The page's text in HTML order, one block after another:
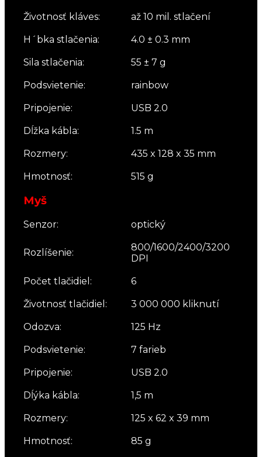
Životnosť kláves: až 10 mil. stlačení
H´bka stlačenia: 4.0 ± 0.3 mm
Sila stlačenia: 55 ± 7 g
Podsvietenie: rainbow
Pripojenie: USB 2.0
Dĺžka kábla: 1.5 m
Rozmery: 435 x 128 x 35 mm
Hmotnosť: 515 g
Myš
Senzor: optický
Rozlíšenie:
800/1600/2400/3200
DPI
Počet tlačidiel: 6
Životnosť tlačidiel: 3 000 000 kliknutí
Odozva: 125 Hz
Podsvietenie: 7 farieb
Pripojenie: USB 2.0
Dĺýka kábla: 1,5 m
Rozmery: 125 x 62 x 39 mm
Hmotnosť: 85 g